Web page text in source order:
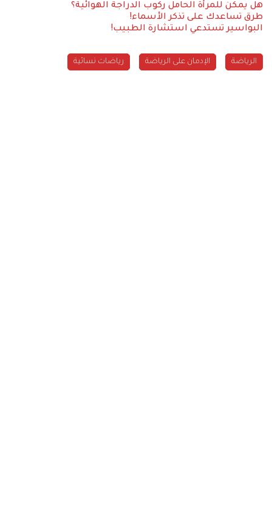
هل يمكن للمرأة الحامل ركوب الدراجة الهوائية؟
طرق تساعدك على تذكر الأسماء!
البواسير تستدعي استشارة الطبيب!
الرياضة الإدمان على الرياضة رياضات نسائية